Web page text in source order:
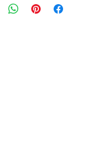
רמת קושי יוצר.ת: